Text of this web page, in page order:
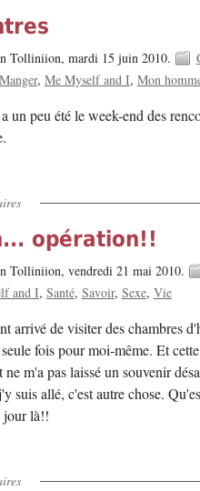
Tolliniion, mardi 15 juin 2010.
Me Myself and I Mon
un peu été le week-end des
opération!!
Tolliniion, vendredi 21 mai 2010.
and I Santé Savoir Sexe Vie
arrivé de visiter des chambres
fois pour moi-même. Et
m'a pas laissé un souvenir
suis allé, c'est autre chose.
jour là!!